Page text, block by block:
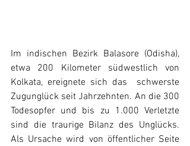
Im indischen Bezirk Balasore (Odisha),
etwa 200 Kilometer südwestlich von
Kolkata, ereignete sich das  schwerste
Zugunglück seit Jahrzehnten. An die 300
Todesopfer und bis zu 1.000 Verletzte
sind die traurige Bilanz des Unglücks.
Als Ursache wird von öffentlicher Seite